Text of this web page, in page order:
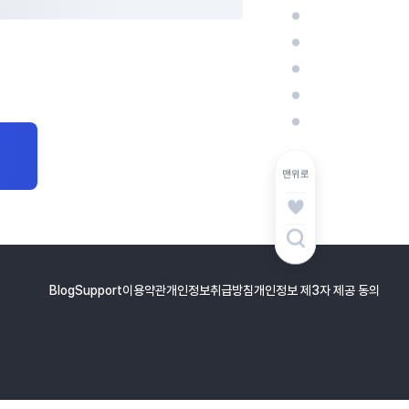
맨위로
BlogSupport이용약관개인정보취급방침개인정보 제3자 제공 동의